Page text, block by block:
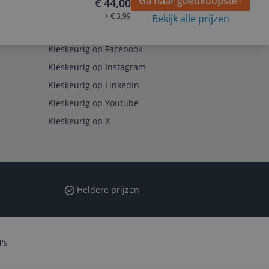
€ 44,00
+ € 3,99
Bekijk alle prijzen
Kieskeurig op Facebook
Kieskeurig op Instagram
Kieskeurig op LinkedIn
Kieskeurig op Youtube
Kieskeurig op X
Heldere prijzen